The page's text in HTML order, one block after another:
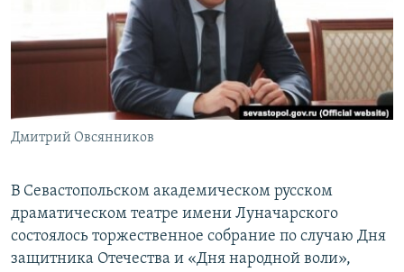
ПОБЕДИТЕЛЕЙ НЕ СУДЯТ?
КРЫМ.НЕПОКОРЕННЫЙ
УКРАИНСКАЯ ПРОБЛЕМА КРЫМА
ПРИСОЕДИНЯЙТЕСЬ!
Все сайты RFE/RL
Дмитрий Овсянников
В Севастопольском академическом русском
драматическом театре имени Луначарского
состоялось торжественное собрание по случаю Дня
защитника Отечества и «Дня народной воли»,